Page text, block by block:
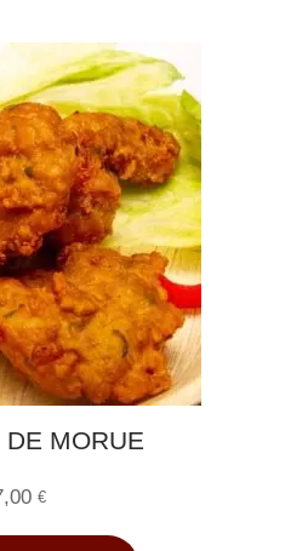
MORUE
€